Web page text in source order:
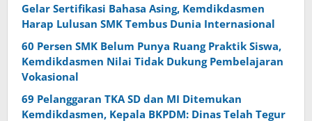
Gelar Sertifikasi Bahasa Asing, Kemdikdasmen
Harap Lulusan SMK Tembus Dunia Internasional
60 Persen SMK Belum Punya Ruang Praktik Siswa,
Kemdikdasmen Nilai Tidak Dukung Pembelajaran
Vokasional
69 Pelanggaran TKA SD dan MI Ditemukan
Kemdikdasmen, Kepala BKPDM: Dinas Telah Tegur